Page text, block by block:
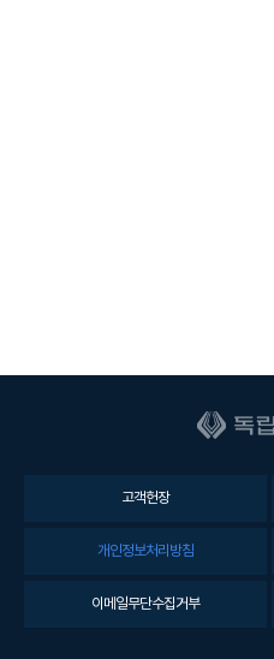
고객헌장
개인정보처리방침
이메일무단수집거부